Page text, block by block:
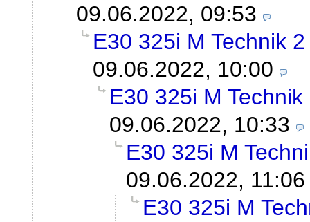
09.06.2022, 09:53
E30 325i M Technik
09.06.2022, 10:00
E30 325i M
09.06.2022, 10:33
E30 325i M
09.06.2022, 11:06
E30 325i M